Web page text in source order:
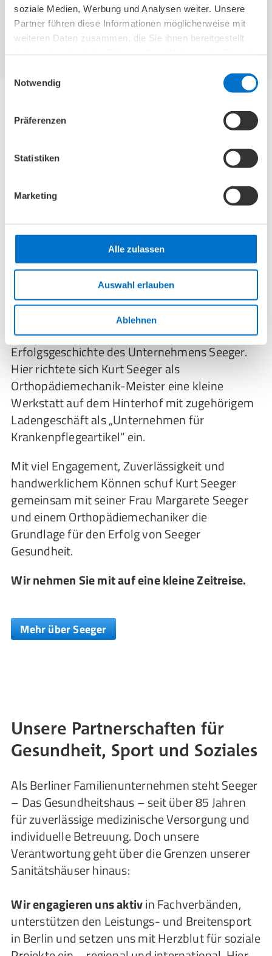
soziale Medien, Werbung und Analysen weiter. Unsere
Partner führen diese Informationen möglicherweise mit
weiteren Daten zusammen, die Sie ihnen bereitgestellt
Notwendig
Präferenzen
Statistiken
Marketing
Alle zulassen
Auswahl erlauben
Ablehnen
Zu Seeger24 Zu Seeger24
Unsere Chronik - Lernen Sie
Seeger kennen.
In Berlin-Pankow begann am 11. April 1938 die
Erfolgsgeschichte des Unternehmens Seeger.
Hier richtete sich Kurt Seeger als
Orthopädiemechanik-Meister eine kleine
Werkstatt auf dem Hinterhof mit zugehörigem
Ladengeschäft als „Unternehmen für
Krankenpflegeartikel“ ein.
Mit viel Engagement, Zuverlässigkeit und
handwerklichem Können schuf Kurt Seeger
gemeinsam mit seiner Frau Margarete Seeger
und einem Orthopädiemechaniker die
Grundlage für den Erfolg von Seeger
Gesundheit.
Wir nehmen Sie mit auf eine kleine Zeitreise.
Mehr über Seeger
Unsere Partnerschaften für
Gesundheit, Sport und Soziales
Als Berliner Familienunternehmen steht Seeger
– Das Gesundheitshaus – seit über 85 Jahren
für zuverlässige medizinische Versorgung und
individuelle Betreuung. Doch unsere
Verantwortung geht über die Grenzen unserer
Sanitätshäuser hinaus:
Wir engagieren uns aktivin Fachverbänden,
unterstützen den Leistungs- und Breitensport
in Berlin und setzen uns mit Herzblut für soziale